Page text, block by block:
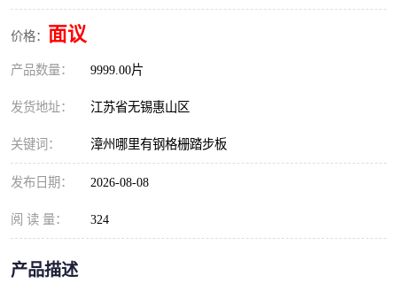
价格： 面议
产品数量： 9999.00片
发货地址： 江苏省无锡惠山区
关键词： 漳州哪里有钢格栅踏步板
发布日期： 2026-08-08
阅 读 量： 324
产品描述